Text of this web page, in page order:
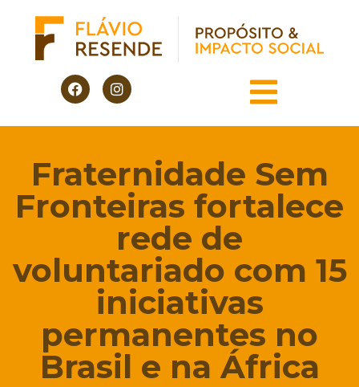
Fraternidade Sem
Fronteiras fortalece
rede de
voluntariado com 15
iniciativas
permanentes no
Brasil e na África